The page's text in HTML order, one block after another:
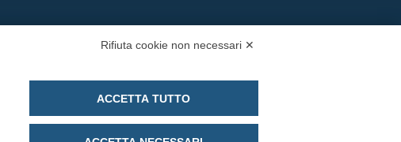
Rifiuta cookie non necessari ✕
ACCETTA TUTTO